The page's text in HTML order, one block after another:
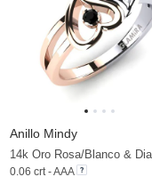
Anillo Mindy
0.06 crt - AAA